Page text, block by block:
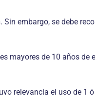
embargo, se debe
mayores de 10 años
relevancia el uso de 1